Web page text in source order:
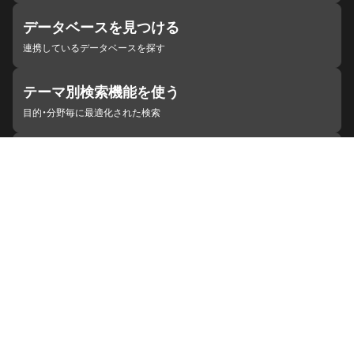
データベースを見つける
連携しているデータベースを探す
テーマ別検索機能を使う
目的・分野毎に最適化された検索